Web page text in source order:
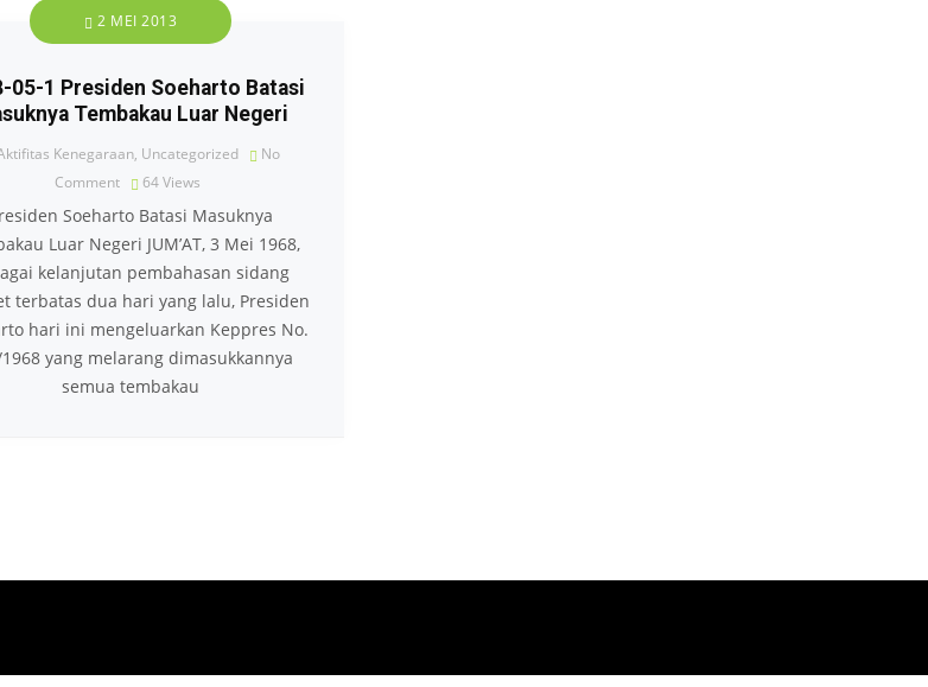
2 MEI 2013
05-1 Presiden Soeharto Batasi
Tembakau Luar Negeri
Kenegaraan, Uncategorized
No
Comment
64Views
Soeharto Batasi Masuknya
Luar Negeri JUM’AT, 3 Mei 1968,
kelanjutan pembahasan sidang
terbatas dua hari yang lalu, Presiden
hari ini mengeluarkan Keppres No.
yang melarang dimasukkannya
semua tembakau